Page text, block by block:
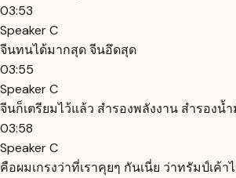
03:53
Speaker C
จีนทนได้มากสุด จีนอึดสุด
03:55
Speaker C
จีนก็เตรียมไว้แล้ว สำรองพลังงาน สำรองน้
03:58
Speaker C
คือผมเกรงว่าที่เราคุยๆ กันเนี่ย ว่าทรัมป์เค้า